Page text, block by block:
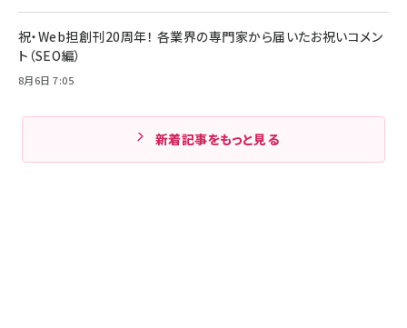
祝・Web担創刊20周年！ 各業界の専門家から届いたお祝いコメン
ト（SEO編）
8月6日 7:05
新着記事をもっと見る